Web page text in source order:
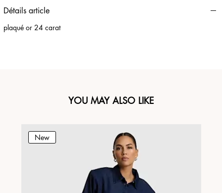
Détails article
plaqué or 24 carat
YOU MAY ALSO LIKE
New